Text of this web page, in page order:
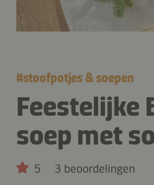
#stoofpotjes & soepen
Feestelijke
soep met
5 3 beoordelingen